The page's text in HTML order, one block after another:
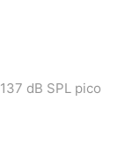
dB SPL pico